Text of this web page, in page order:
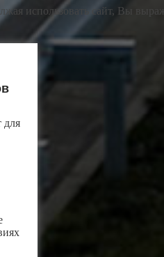
использовать сайт, Вы
для